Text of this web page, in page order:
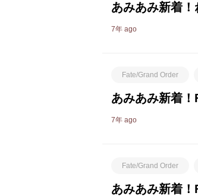
あみあみ新着
7年 ago
Fate/Grand Order
あみあみ新着
7年 ago
Fate/Grand Order
あみあみ新着